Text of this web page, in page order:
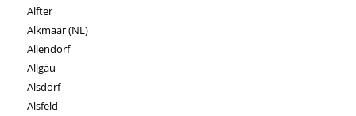
Alfter
Alkmaar (NL)
Allendorf
Allgäu
Alsdorf
Alsfeld